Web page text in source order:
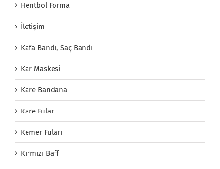
Hentbol Forma
İletişim
Kafa Bandı, Saç Bandı
Kar Maskesi
Kare Bandana
Kare Fular
Kemer Fuları
Kırmızı Baff